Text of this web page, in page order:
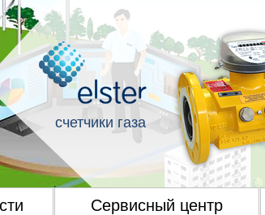
счетчики газа
Сервисный центр